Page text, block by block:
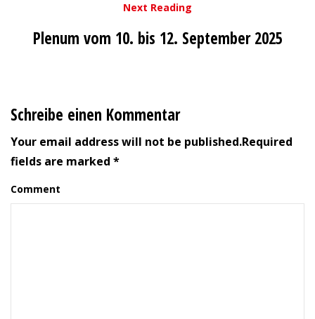
Next Reading
Plenum vom 10. bis 12. September 2025
Schreibe einen Kommentar
Your email address will not be published.Required
fields are marked *
Comment